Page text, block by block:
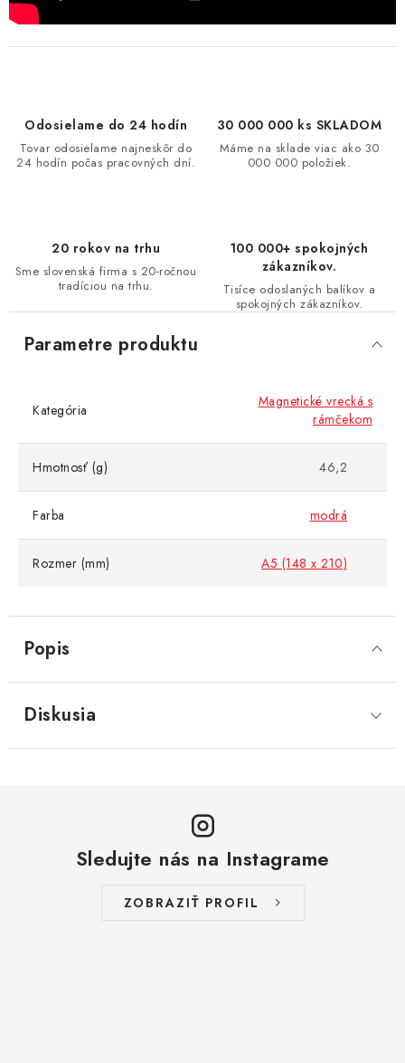
Odosielame do 24 hodín
Tovar odosielame najneskôr do
24 hodín počas pracovných dní.
30 000 000 ks SKLADOM
Máme na sklade viac ako 30
000 000 položiek.
20 rokov na trhu
Sme slovenská firma s 20-ročnou
tradíciou na trhu.
100 000+ spokojných
zákazníkov.
Tisíce odoslaných balíkov a
spokojných zákazníkov.
Popis
Parametre produktu
Kategória
Magnetické vrecká s
rámčekom
Hmotnosť (g) 46,2
Farba modrá
Rozmer (mm) A5 (148 x 210)
Diskusia
Sledujte nás na Instagrame
ZOBRAZIŤ PROFIL